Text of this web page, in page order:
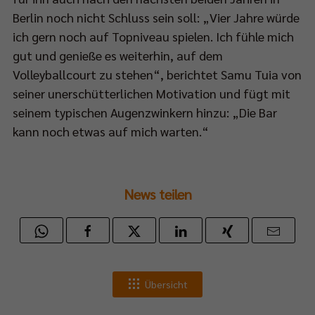
Berlin noch nicht Schluss sein soll: „Vier Jahre würde
ich gern noch auf Topniveau spielen. Ich fühle mich
gut und genieße es weiterhin, auf dem
Volleyballcourt zu stehen“, berichtet Samu Tuia von
seiner unerschütterlichen Motivation und fügt mit
seinem typischen Augenzwinkern hinzu: „Die Bar
kann noch etwas auf mich warten.“
News teilen
Übersicht